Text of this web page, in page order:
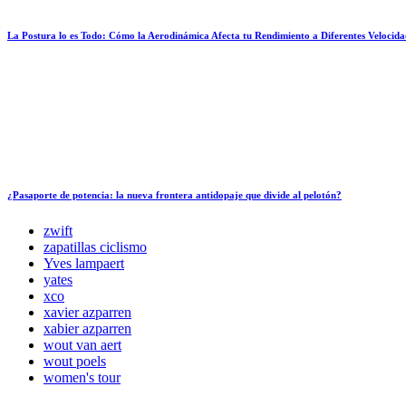
La Postura lo es Todo: Cómo la Aerodinámica Afecta tu Rendimiento a Diferentes
¿Pasaporte de potencia: la nueva frontera antidopaje que divide al pelotón?
zwift
zapatillas ciclismo
Yves lampaert
yates
xco
xavier azparren
xabier azparren
wout van aert
wout poels
women's tour